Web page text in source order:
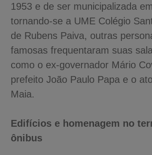
1953 e de ser municipalizada
tornando-se a UME Colégio
de Rubens Paiva, outras
famosas frequentaram suas
como o ex-governador Mário
prefeito João Paulo Papa e o
Maia.
Edifícios e homenagem no
ônibus